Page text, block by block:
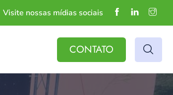
Visite nossas mídias sociais
CONTATO